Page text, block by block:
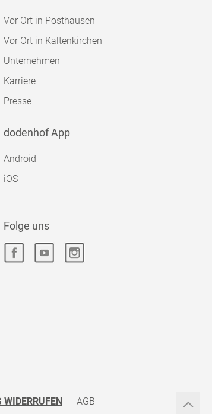
Vor Ort in Posthausen
Vor Ort in Kaltenkirchen
Unternehmen
Karriere
Presse
dodenhof App
Android
iOS
Folge uns
WIDERRUFEN AGB